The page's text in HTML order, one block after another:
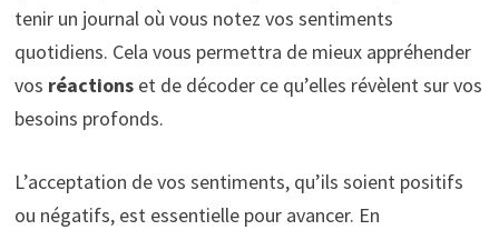
tenir un journal où vous notez vos sentiments
quotidiens. Cela vous permettra de mieux appréhender
vos réactionset de décoder ce qu’elles révèlent sur vos
besoins profonds.
L’acceptation de vos sentiments, qu’ils soient positifs
ou négatifs, est essentielle pour avancer. En